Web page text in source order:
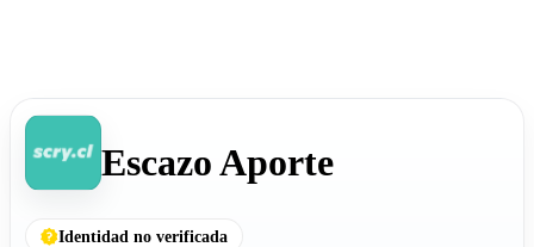
Escazo Aporte
Identidad no verificada